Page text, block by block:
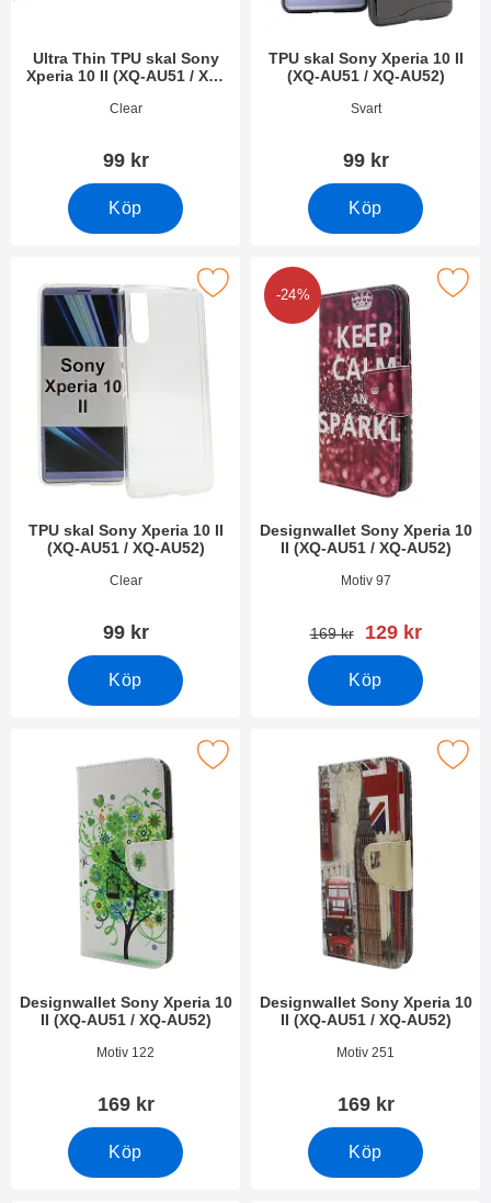
Ultra Thin TPU skal Sony
Xperia 10 II (XQ-AU51 / XQ-
Art. nr 36279Clear
99 kr
Köp
TPU skal Sony Xperia 10 II
(XQ-AU51 / XQ-AU52)
Art. nr 36274Svart
99 kr
Köp
TPU skal Sony Xperia 10 II
(XQ-AU51 / XQ-AU52)
Art. nr 36275Clear
99 kr
Köp
skal Sony Xperia 10 II (XQ-AU51 / XQ-AU52) som favorit
-24%
Designwallet Sony Xperia 10
II (XQ-AU51 / XQ-AU52)
Art. nr 36551Motiv 97
tidigare pris
169 kr rea pris
129 kr
Köp
Makera designwallet Sony Xperia 10 II
Designwallet Sony Xperia 10
II (XQ-AU51 / XQ-AU52)
Art. nr 36550Motiv 122
169 kr
Köp
Sony Xperia 10 II (XQ-AU51 / XQ-AU52) som
Designwallet Sony Xperia 10
II (XQ-AU51 / XQ-AU52)
Art. nr 36549Motiv 251
169 kr
Köp
Makera designwallet Sony Xperia 10 II